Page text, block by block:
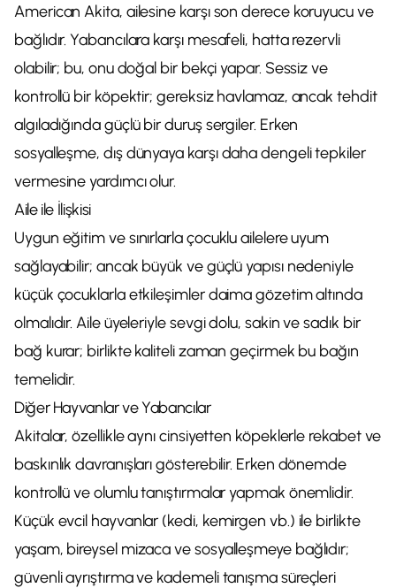
American Akita, ailesine karşı son derece koruyucu ve
bağlıdır. Yabancılara karşı mesafeli, hatta rezervli
olabilir; bu, onu doğal bir bekçi yapar. Sessiz ve
kontrollü bir köpektir; gereksiz havlamaz, ancak tehdit
algıladığında güçlü bir duruş sergiler. Erken
sosyalleşme, dış dünyaya karşı daha dengeli tepkiler
vermesine yardımcı olur.
Aile ile İlişkisi
Uygun eğitim ve sınırlarla çocuklu ailelere uyum
sağlayabilir; ancak büyük ve güçlü yapısı nedeniyle
küçük çocuklarla etkileşimler daima gözetim altında
olmalıdır. Aile üyeleriyle sevgi dolu, sakin ve sadık bir
bağ kurar; birlikte kaliteli zaman geçirmek bu bağın
temelidir.
Diğer Hayvanlar ve Yabancılar
Akitalar, özellikle aynı cinsiyetten köpeklerle rekabet ve
baskınlık davranışları gösterebilir. Erken dönemde
kontrollü ve olumlu tanıştırmalar yapmak önemlidir.
Küçük evcil hayvanlar (kedi, kemirgen vb.) ile birlikte
yaşam, bireysel mizaca ve sosyalleşmeye bağlıdır;
güvenli ayrıştırma ve kademeli tanışma süreçleri